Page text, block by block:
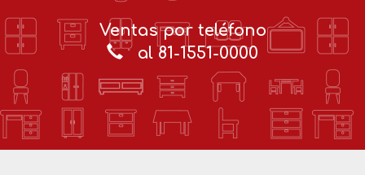
Ventas por teléfono
al 81-1551-0000